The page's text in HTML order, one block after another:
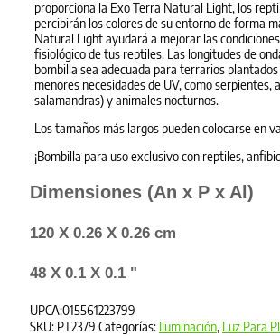
proporciona la Exo Terra Natural Light, los
percibirán los colores de su entorno de forma
Natural Light ayudará a mejorar las
fisiológico de tus reptiles. Las longitudes de
bombilla sea adecuada para terrarios
menores necesidades de UV, como serpientes,
salamandras) y animales nocturnos.
Los tamaños más largos pueden colocarse en
¡Bombilla para uso exclusivo con reptiles,
Dimensiones (An x P x Al )
120 X 0.26 X 0.26 cm
48 X 0.1 X 0.1 "
SKU: PT2379 Categorías: Iluminación, Luz Para
UPCA:015561223799